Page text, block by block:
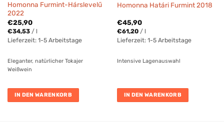
Homonna Furmint-Hárslevelű
2022
€25,90
€34,53/ l
Lieferzeit: 1-5 Arbeitstage
Eleganter, natürlicher Tokajer
Weißwein
IN DEN WARENKORB
Homonna Határi Furmint 2018
€45,90
€61,20/ l
Lieferzeit: 1-5 Arbeitstage
Intensive Lagenauswahl
IN DEN WARENKORB